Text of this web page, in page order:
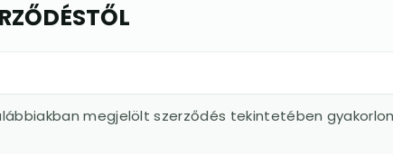
megjelölt szerződés tekintetében